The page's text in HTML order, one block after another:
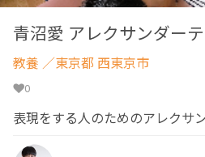
青沼愛 アレクサンダー
教養 ／東京都 西東京市
0
表現をする人のためのアレクサ